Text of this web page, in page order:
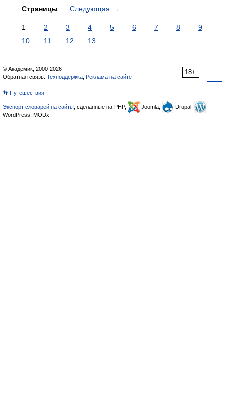
Страницы Следующая →
1 2 3 4 5 6 7 8
9
10
11 12 13
18+
© Академик, 2000-2026
Обратная связь: Техподдержка Реклама на сайте
👣 Путешествия
Экспорт словарей на сайты , сделанные на PHP, Joomla,
Drupal,
WordPress, MODx.